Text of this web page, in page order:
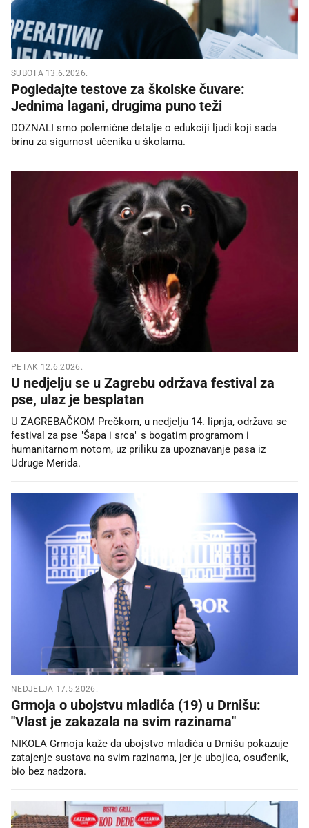
SUBOTA 13.6.2026.
Pogledajte testove za školske čuvare:
Jednima lagani, drugima puno teži
DOZNALI smo polemične detalje o edukciji ljudi koji sada
brinu za sigurnost učenika u školama.
PETAK 12.6.2026.
U nedjelju se u Zagrebu održava festival za
pse, ulaz je besplatan
U ZAGREBAČKOM Prečkom, u nedjelju 14. lipnja, održava se
festival za pse "Šapa i srca" s bogatim programom i
humanitarnom notom, uz priliku za upoznavanje pasa iz
Udruge Merida.
NEDJELJA 17.5.2026.
Grmoja o ubojstvu mladića (19) u Drnišu:
"Vlast je zakazala na svim razinama"
NIKOLA Grmoja kaže da ubojstvo mladića u Drnišu pokazuje
zatajenje sustava na svim razinama, jer je ubojica, osuđenik,
bio bez nadzora.